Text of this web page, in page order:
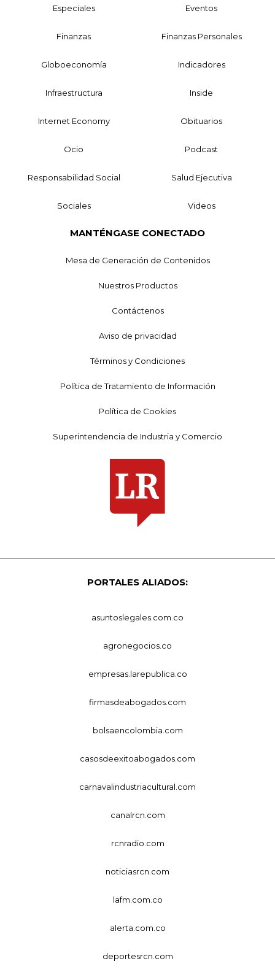
Especiales Eventos
Finanzas Finanzas Personales
Globoeconomía Indicadores
Infraestructura Inside
Internet Economy Obituarios
Ocio Podcast
Responsabilidad Social Salud Ejecutiva
Sociales Videos
MANTÉNGASE CONECTADO
Mesa de Generación de Contenidos
Nuestros Productos
Contáctenos
Aviso de privacidad
Términos y Condiciones
Política de Tratamiento de Información
Política de Cookies
Superintendencia de Industria y Comercio
PORTALES ALIADOS:
asuntoslegales.com.co
agronegocios.co
empresas.larepublica.co
firmasdeabogados.com
bolsaencolombia.com
casosdeexitoabogados.com
carnavalindustriacultural.com
canalrcn.com
rcnradio.com
noticiasrcn.com
lafm.com.co
alerta.com.co
deportesrcn.com